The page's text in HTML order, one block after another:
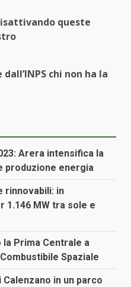
queste
chi non ha la
Arera intensifica la
produzione energia
rinnovabili: in
MW tra sole e
la Prima Centrale a
Spaziale
in un parco